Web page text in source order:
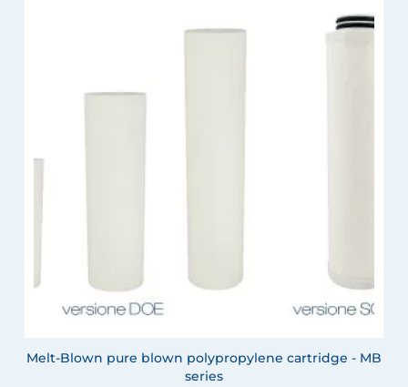
Melt-Blown pure blown polypropylene cartridge - MB
series